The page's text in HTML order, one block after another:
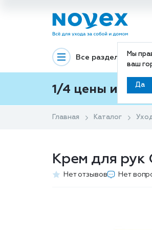
Мы
ваш
Да
Все разделы
1/4 цены и
Главная Каталог
Крем для рук
Нет отзывов Нет